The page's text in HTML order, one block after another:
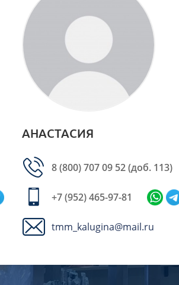
АНАСТАСИЯ
8 (800) 707 09 52(доб. 113)
+7 (952) 465-97-81
tmm_kalugina@mail.ru